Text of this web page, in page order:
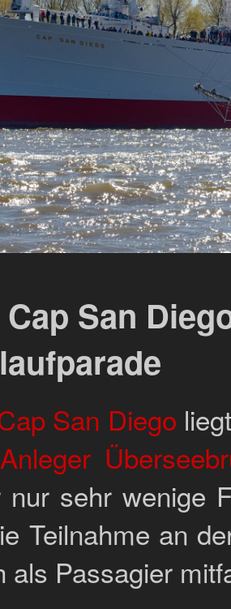
Cap San
San Diego
Anleger
nur sehr wenige
Teilnahme an
als Passagier